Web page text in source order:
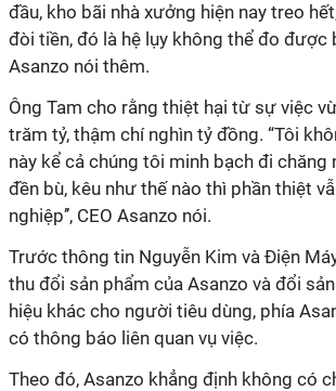
đầu, kho bãi nhà xưởng hiện nay treo
đòi tiền, đó là hệ lụy không thể đo được
Asanzo nói thêm.
Ông Tam cho rằng thiệt hại từ sự việc
trăm tỷ, thậm chí nghìn tỷ đồng. “Tôi
này kể cả chúng tôi minh bạch đi chăng
đền bù, kêu như thế nào thì phần thiệt
nghiệp’’, CEO Asanzo nói.
Trước thông tin Nguyễn Kim và Điện
thu đổi sản phẩm của Asanzo và đổi
hiệu khác cho người tiêu dùng, phía
có thông báo liên quan vụ việc.
Theo đó, Asanzo khẳng định không có